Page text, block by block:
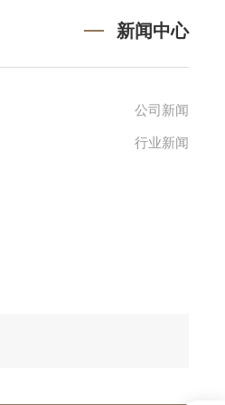
新闻中心
公司新闻
行业新闻